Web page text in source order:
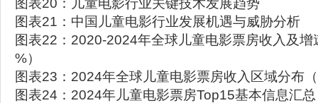
图表20：儿童电影行业关键技术发展趋势
图表21：中国儿童电影行业发展机遇与威胁分析
图表22：2020-2024年全球儿童电影票房收入及
%）
图表23：2024年全球儿童电影票房收入区域分布
图表24：2024年儿童电影票房Top15基本信息汇